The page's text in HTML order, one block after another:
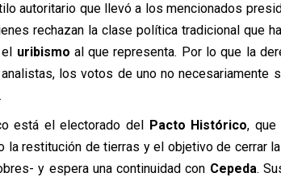
autoritario que llevó a los mencionados
rechazan la clase política tradicional que
uribismo al que representa. Por lo que la
los votos de uno no necesariamente
está el electorado del Pacto Histórico, que
la restitución de tierras y el objetivo de cerrar
y espera una continuidad con Cepeda.